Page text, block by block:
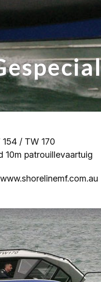
/ TW 170
10m patrouillevaartuig